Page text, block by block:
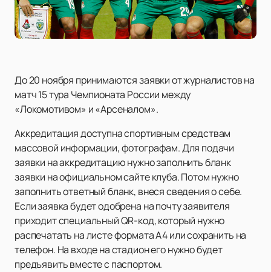
До 20 ноября принимаются заявки от журналистов на
матч 15 тура Чемпионата России между
«Локомотивом» и «Арсеналом».
Аккредитация доступна спортивным средствам
массовой информации, фотографам. Для подачи
заявки на аккредитацию нужно заполнить бланк
заявки на официальном сайте клуба. Потом нужно
заполнить ответный бланк, внеся сведения о себе.
Если заявка будет одобрена на почту заявителя
приходит специальный QR-код, который нужно
распечатать на листе формата А4 или сохранить на
телефон. На входе на стадион его нужно будет
предъявить вместе с паспортом.